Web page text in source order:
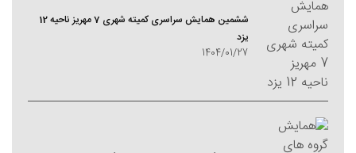
ششمین همایش سراسری کمیته شهری 7 مهریز ناحیه 12
یزد
1404/01/27